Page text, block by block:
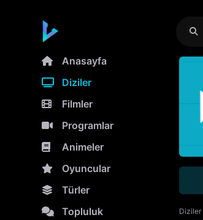
Anasayfa
Diziler
Filmler
Programlar
Animeler
Oyuncular
Türler
Topluluk
Diziler